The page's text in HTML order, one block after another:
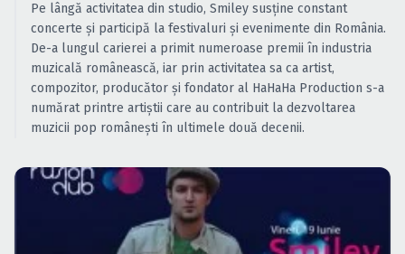
Pe lângă activitatea din studio, Smiley susține constant
concerte și participă la festivaluri și evenimente din România.
De-a lungul carierei a primit numeroase premii în industria
muzicală românească, iar prin activitatea sa ca artist,
compozitor, producător și fondator al HaHaHa Production s-a
numărat printre artiștii care au contribuit la dezvoltarea
muzicii pop românești în ultimele două decenii.